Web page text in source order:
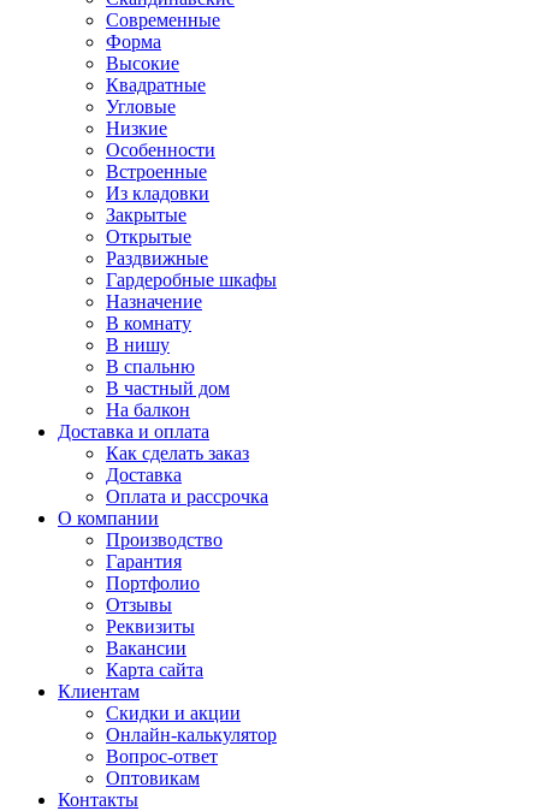
Современные
Форма
Высокие
Квадратные
Угловые
Низкие
Особенности
Встроенные
Из кладовки
Закрытые
Открытые
Раздвижные
Гардеробные шкафы
Назначение
В комнату
В нишу
В спальню
В частный дом
На балкон
Доставка и оплата
Как сделать заказ
Доставка
Оплата и рассрочка
О компании
Производство
Гарантия
Портфолио
Отзывы
Реквизиты
Вакансии
Карта сайта
Клиентам
Скидки и акции
Онлайн-калькулятор
Вопрос-ответ
Оптовикам
Контакты